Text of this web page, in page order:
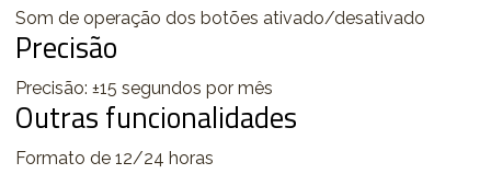
Som de operação dos botões ativado/desativado
Precisão
Precisão: ±15 segundos por mês
Outras funcionalidades
Formato de 12/24 horas